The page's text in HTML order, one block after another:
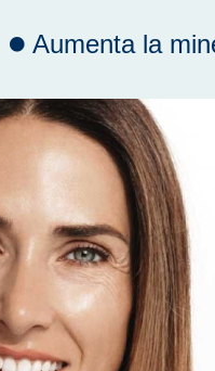
Aumenta la